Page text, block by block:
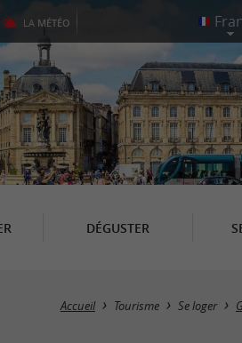
LA MÉTÉO
DÉGUSTER
Accueil Tourisme Se loger